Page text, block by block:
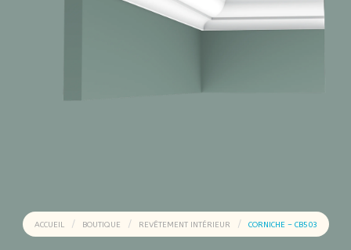
ACCUEIL BOUTIQUE REVÊTEMENT INTÉRIEUR CORNICHE – CB503